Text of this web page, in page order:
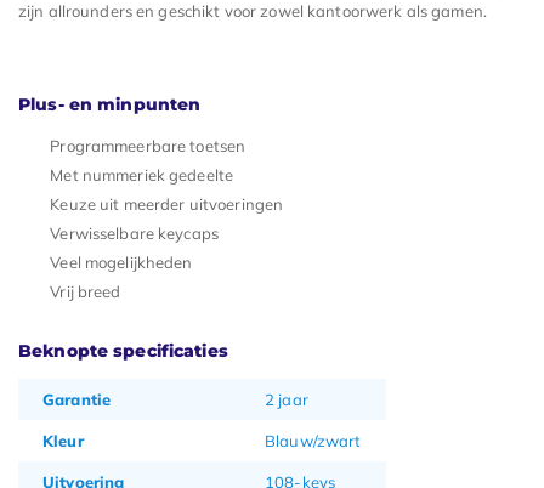
zijn allrounders en geschikt voor zowel kantoorwerk als gamen.
Plus- en minpunten
Programmeerbare toetsen
Met nummeriek gedeelte
Keuze uit meerder uitvoeringen
Verwisselbare keycaps
Veel mogelijkheden
Vrij breed
Beknopte specificaties
Garantie 2 jaar
Kleur Blauw/zwart
Uitvoering 108-keys